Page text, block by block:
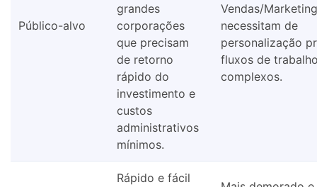
Público-alvo
grandes
corporações
que precisam
de retorno
rápido do
investimento e
custos
administrativos
mínimos.
Vendas/
necessitam de
personalização
fluxos de
complexos.
Rápido e fácil